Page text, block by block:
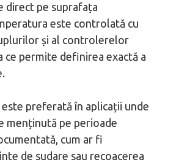
direct pe suprafața
este controlată cu
și al controlerelor
ce permite definirea exactă a
preferată în aplicații unde
menținută pe perioade
cum ar fi
de sudare sau recoacerea